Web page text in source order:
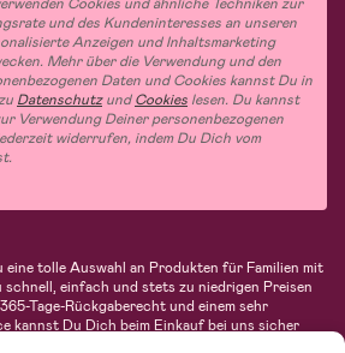
und des Kundeninteresses an unseren
Anzeigen und Inhaltsmarketing
Mehr über die Verwendung und den
Daten und Cookies kannst Du in
DatenschutzundCookies lesen. Du kannst
Verwendung Deiner personenbezogenen
widerrufen, indem Du Dich vom
eine tolle Auswahl an Produkten für Familien mit
schnell, einfach und stets zu niedrigen Preisen
Tage-Rückgaberecht und einem sehr
kannst Du Dich beim Einkauf bei uns sicher